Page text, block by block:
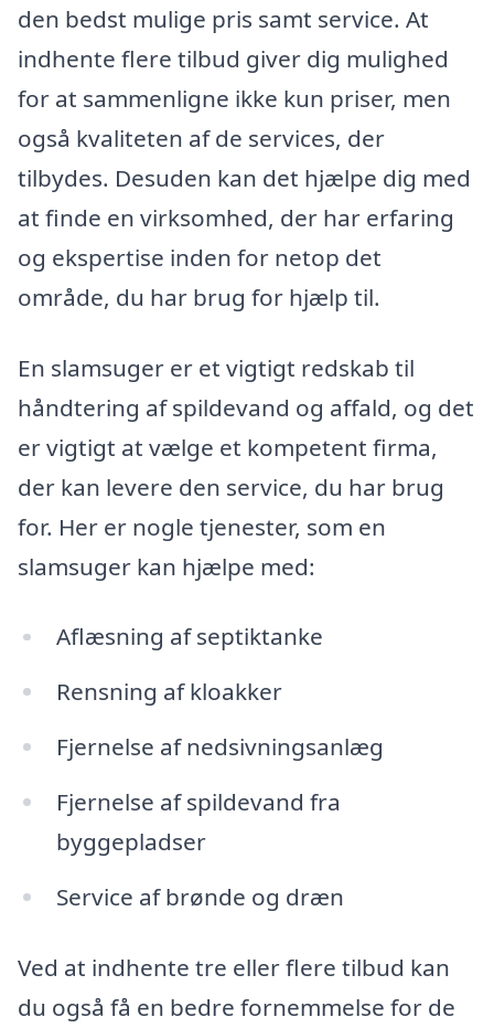
den bedst mulige pris samt service. At
indhente flere tilbud giver dig mulighed
for at sammenligne ikke kun priser, men
også kvaliteten af de services, der
tilbydes. Desuden kan det hjælpe dig med
at finde en virksomhed, der har erfaring
og ekspertise inden for netop det
område, du har brug for hjælp til.
En slamsuger er et vigtigt redskab til
håndtering af spildevand og affald, og det
er vigtigt at vælge et kompetent firma,
der kan levere den service, du har brug
for. Her er nogle tjenester, som en
slamsuger kan hjælpe med:
Aflæsning af septiktanke
Rensning af kloakker
Fjernelse af nedsivningsanlæg
Fjernelse af spildevand fra
byggepladser
Service af brønde og dræn
Ved at indhente tre eller flere tilbud kan
du også få en bedre fornemmelse for de